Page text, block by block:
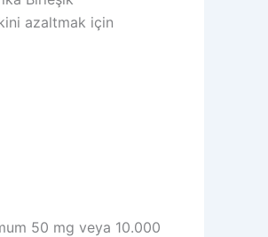
azaltmak için
50 mg veya 10.000